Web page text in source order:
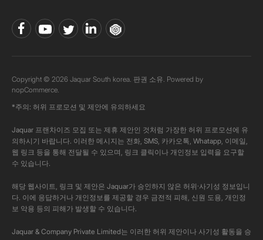
Copyright © 2026 Jaquar South korea. 판권 소유. Powered by
nopCommerce.
*주의: 허위 프로모션 및 제안에 유의하세요
Jaquar 프랜차이즈 모집 또는 제휴 제안인 것처럼 가장한 허위 프로모션에 유
의하시기 바랍니다. 이러한 메시지는 전화, SMS, 카카오톡, Whatapp, 이메일,
웹 링크 등을 통해 전달될 수 있으며, 링크 클릭이나 개인정보 입력을 요구할
수 있습니다.
해당 웹사이트, 링크 및 제안은 Jaquar가 승인하지 않은 허위·사기성 정보입니
다. 이에 응답하거나 개인정보를 제공할 경우 금전적 피해, 신원 도용, 개인정
보 악용 등의 피해가 발생할 수 있습니다.
Jaquar & Company Private Limited는 이러한 허위 제안이나 사기성 활동을 승